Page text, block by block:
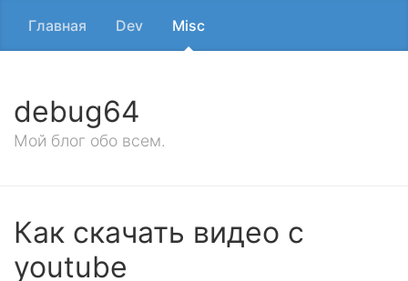
Главная Dev Misc
debug64
Мой блог обо всем.
Как скачать видео с
youtube